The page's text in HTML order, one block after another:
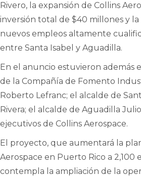
Rivero, la expansión de Collins
inversión total de $40 millones y la
nuevos empleos altamente
entre Santa Isabel y Aguadilla.
En el anuncio estuvieron además
de la Compañía de Fomento
Roberto Lefranc; el alcalde de
Rivera; el alcalde de Aguadilla
ejecutivos de Collins Aerospace.
El proyecto, que aumentará la
Aerospace en Puerto Rico a 2,100
contempla la ampliación de la